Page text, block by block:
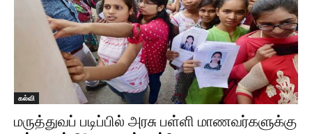
கல்வி
மருத்துவப் படிப்பில் அரசு பள்ளி மாணவர்களுக்கு